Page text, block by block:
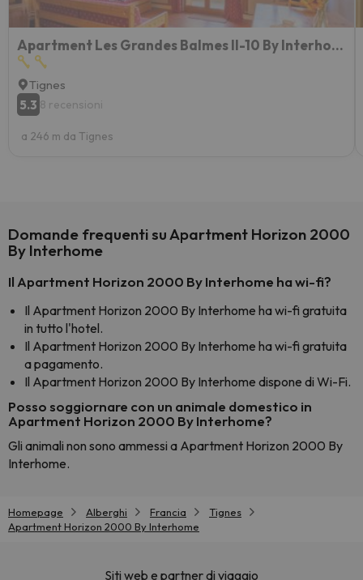
Apartment Les Grandes Balmes II-10 By Interhome
Tignes
5.3 8 recensioni
a 246 m da Tignes
Domande frequenti su Apartment Horizon 2000
By Interhome
Il Apartment Horizon 2000 By Interhome ha wi-fi?
Il Apartment Horizon 2000 By Interhome ha wi-fi gratuita
in tutto l'hotel.
Il Apartment Horizon 2000 By Interhome ha wi-fi gratuita
a pagamento.
Il Apartment Horizon 2000 By Interhome dispone di Wi-Fi.
Posso soggiornare con un animale domestico in
Apartment Horizon 2000 By Interhome?
Gli animali non sono ammessi a Apartment Horizon 2000 By
Interhome.
Homepage Alberghi Francia
Tignes
Apartment Horizon 2000 By Interhome
Siti web e partner di viaggio